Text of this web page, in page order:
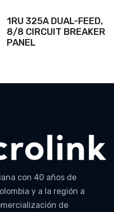
1RU 325A DUAL-FEED,
8/8 CIRCUIT BREAKER
PANEL
con 40 años de
y a la región a
de